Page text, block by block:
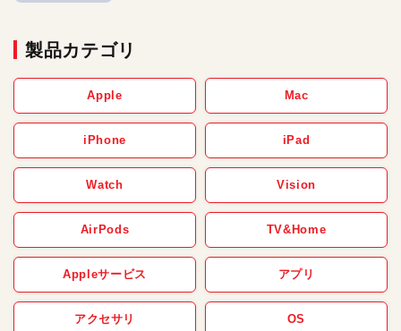
製品カテゴリ
Apple Mac
iPhone iPad
Watch Vision
AirPods TV&Home
Appleサービス アプリ
アクセサリ OS